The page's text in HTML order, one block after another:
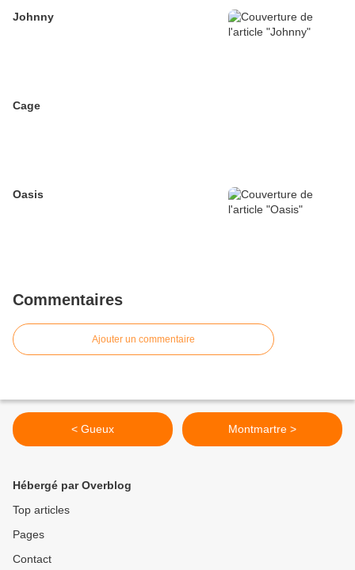
Johnny
Cage
Oasis
Commentaires
Ajouter un commentaire
< Gueux Montmartre >
Hébergé par Overblog
Top articles
Pages
Contact